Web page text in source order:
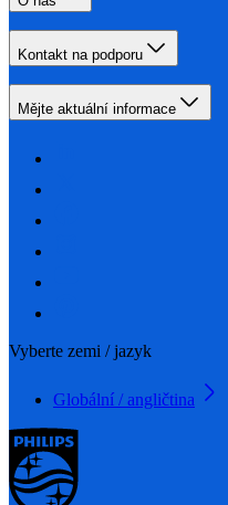
Kontakt na podporu
Mějte aktuální informace
Vyberte zemi / jazyk
Globální / angličtina